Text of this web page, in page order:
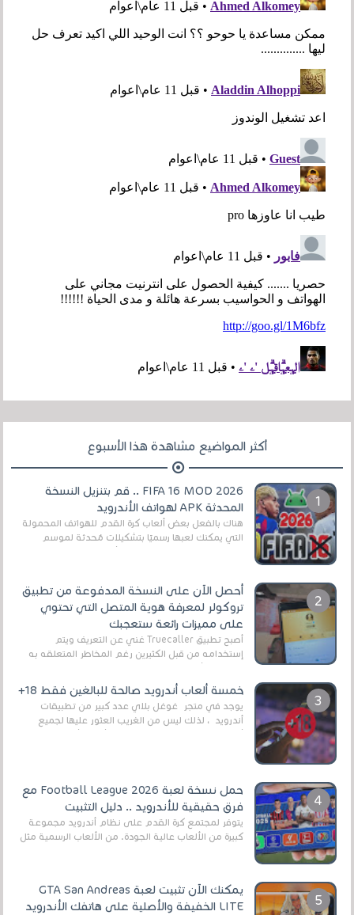
أكثر المواضيع مشاهدة هذا الأسبوع
FIFA 16 MOD 2026 .. قم بتنزيل النسخة
المحدثة APK لهواتف الأندرويد
هناك بالفعل بعض ألعاب كرة القدم للهواتف المحمولة
التي يمكنك لعبها رسميًا بتشكيلات مُحدثة لموسم
أحصل الآن على النسخة المدفوعة من تطبيق
تروكولر لمعرفة هوية المتصل التي تحتوي
على مميزات رائعة ستعجبك
أصبح تطبيق Truecaller غني عن التعريف ويتم
إستخدامه من قبل الكثيرين رغم المخاطر المتعلقه به
خمسة ألعاب أندرويد صالحة للبالغين فقط 18+
يوجد في متجر غوغل بلاي عدد كبير من تطبيقات
أندرويد ، لذلك ليس من الغريب العثور عليها لجميع
حمل نسخة لعبة Football League 2026 مع
فرق حقيقية للأندرويد .. دليل التثبيت
يتوفر لمجتمع كرة القدم على نظام أندرويد مجموعة
كبيرة من الألعاب عالية الجودة. من الألعاب الرسمية مثل
يمكنك الآن تثبيت لعبة GTA San Andreas
LITE الخفيفة والأصلية على هاتفك الأندرويد